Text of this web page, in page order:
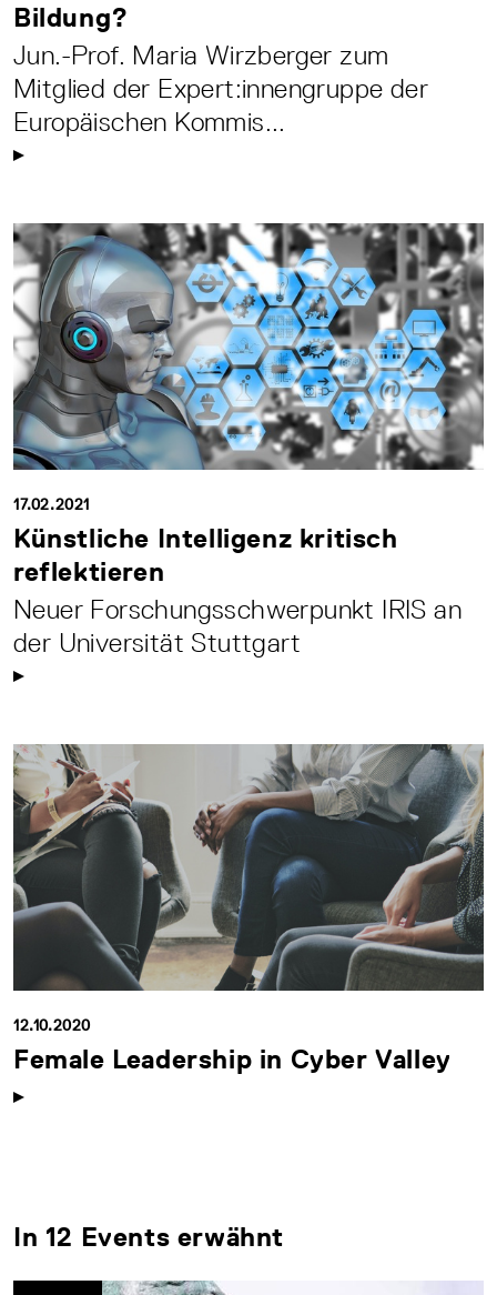
Bildung?
Jun.-Prof. Maria Wirzberger zum
Mitglied der Expert:innengruppe der
Europäischen Kommis...
17.02.2021
Künstliche Intelligenz kritisch
reflektieren
Neuer Forschungsschwerpunkt IRIS an
der Universität Stuttgart
12.10.2020
Female Leadership in Cyber Valley
In 12 Events erwähnt